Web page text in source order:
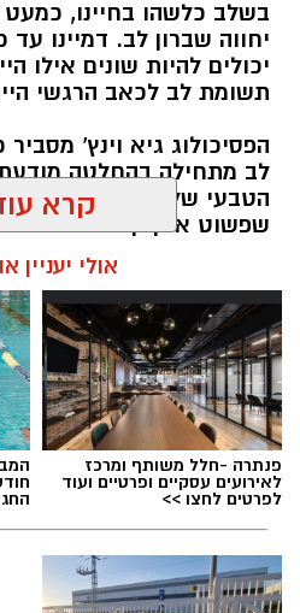
אותנו
בשלב כלשהו בחיינו,
יחווה שברון לב. דמיינו עד
יכולים להיות שונים אילו
תשומת לב לכאב הרגשי
הפסיכולוג גיא וינץ'
לב מתחילה בהחלטה
הטבעי שלנו לייפות את
שפשוט אינן קיימות. הוא
שיעזור לנו, בהדרגה,
הלב שלנו אולי נשבר
חייבים להישבר יחד איתו.
מערכת האתר / 09:04 23.07.26
תגים:טד
קרא
אולי יעניין
פנתרה -חלל משותף ומרכז
לאירועים עסקיים ופרטיים ועוד
לפרטים לחצו >>